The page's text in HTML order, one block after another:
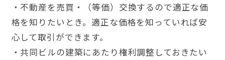
・不動産を売買・（等価）交換するので適正な価
格を知りたいとき。適正な価格を知っていれば安
心して取引ができます。
・共同ビルの建築にあたり権利調整しておきたい